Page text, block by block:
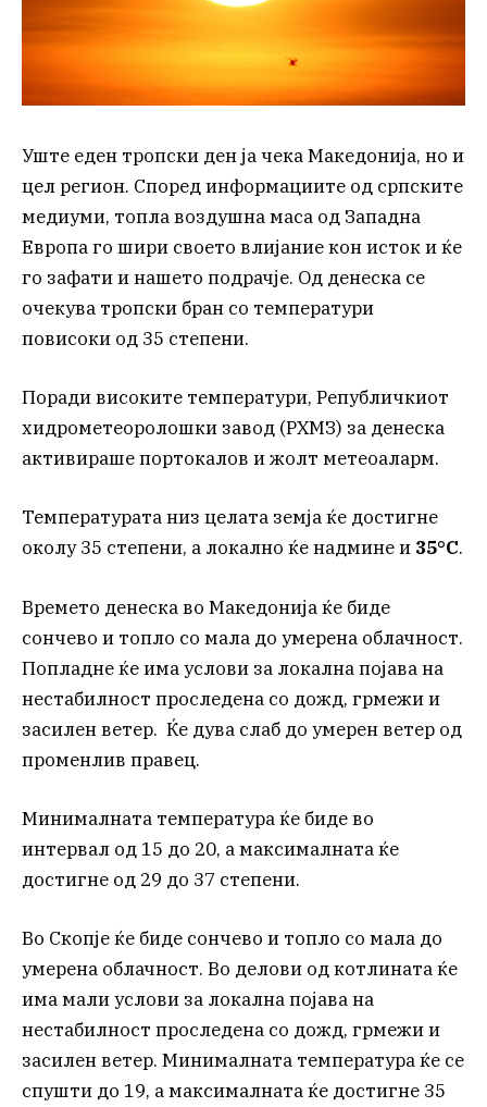
Уште еден тропски ден ја чека Македонија, но и
цел регион. Според информациите од српските
медиуми, топла воздушна маса од Западна
Европа го шири своето влијание кон исток и ќе
го зафати и нашето подрачје. Од денеска се
очекува тропски бран со температури
повисоки од 35 степени.
Поради високите температури, Републичкиот
хидрометеоролошки завод (РХМЗ) за денеска
активираше портокалов и жолт метеоаларм.
Температурата низ целата земја ќе достигне
околу 35 степени, а локално ќе надмине и 35°C.
Времето денеска во Македонија ќе биде
сончево и топло со мала до умерена облачност.
Попладне ќе има услови за локална појава на
нестабилност проследена со дожд, грмежи и
засилен ветер. Ќе дува слаб до умерен ветер од
променлив правец.
Минималната температура ќе биде во
интервал од 15 до 20, а максималната ќе
достигне од 29 до 37 степени.
Во Скопје ќе биде сончево и топло со мала до
умерена облачност. Во делови од котлината ќе
има мали услови за локална појава на
нестабилност проследена со дожд, грмежи и
засилен ветер. Минималната температура ќе се
спушти до 19, а максималната ќе достигне 35